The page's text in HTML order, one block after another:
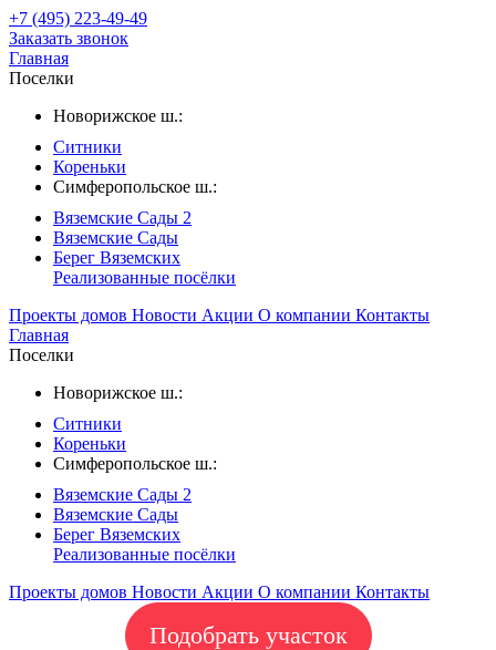
+7 (495) 223-49-49
Заказать звонок
Главная
Поселки
Новорижское ш.:
Ситники
Кореньки
Симферопольское ш.:
Вяземские Сады 2
Вяземские Сады
Берег Вяземскиx
Реализованные посёлки
Проекты домов Новости Акции О компании Контакты
Главная
Поселки
Новорижское ш.:
Ситники
Кореньки
Симферопольское ш.:
Вяземские Сады 2
Вяземские Сады
Берег Вяземскиx
Реализованные посёлки
Проекты домов Новости Акции О компании Контакты
Подобрать участок